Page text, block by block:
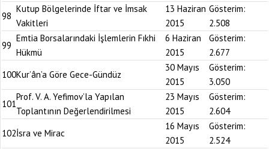
98
Kutup Bölgelerinde İftar ve İmsak
Vakitleri
13 Haziran
2015
Gösterim:
2.508
99
Emtia Borsalarındaki İşlemlerin Fıkhi
Hükmü
6 Haziran
2015
Gösterim:
2.677
100Kur’ân’a Göre Gece-Gündüz
30 Mayıs
2015
Gösterim:
3.050
101
Prof. V. A. Yefimov’la Yapılan
Toplantının Değerlendirilmesi
23 Mayıs
2015
Gösterim:
2.604
102İsra ve Mirac
16 Mayıs
2015
Gösterim:
2.524